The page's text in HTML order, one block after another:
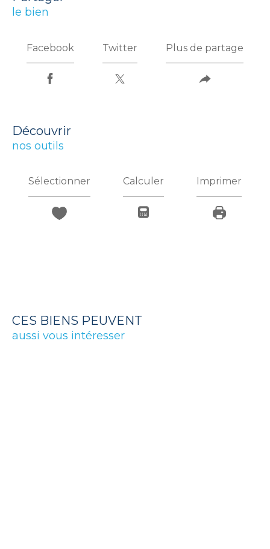
le bien
Facebook Twitter Plus de partage
découvrir
nos outils
Sélectionner Calculer Imprimer
CES BIENS PEUVENT
aussi vous intéresser